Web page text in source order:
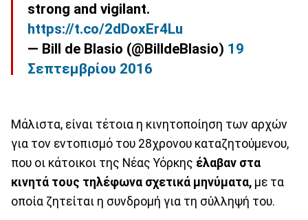
strong and vigilant.
https://t.co/2dDoxEr4Lu
— Bill de Blasio (@BilldeBlasio) 19
Σεπτεμβρίου 2016
Μάλιστα, είναι τέτοια η κινητοποίηση των αρχών
για τον εντοπισμό του 28χρονου καταζητούμενου,
που οι κάτοικοι της Νέας Υόρκης έλαβαν στα
κινητά τους τηλέφωνα σχετικά μηνύματα, με τα
οποία ζητείται η συνδρομή για τη σύλληψή του.